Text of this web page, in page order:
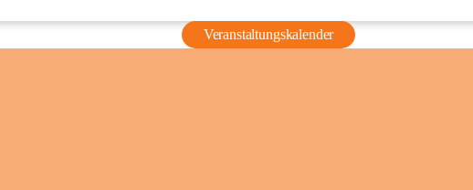
Veranstaltungskalender